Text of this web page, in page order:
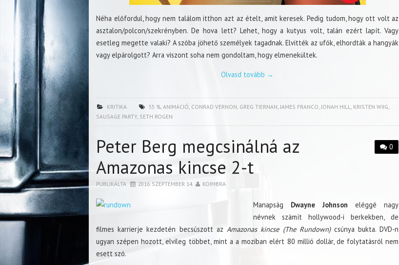
Néha előfordul, hogy nem találom itthon azt az ételt, amit keresek. Pedig tudom, hogy ott volt az
asztalon/polcon/szekrényben. De hova lett? Lehet, hogy a kutyus volt, talán ezért lapít. Vagy
esetleg megette valaki? A szóba jöhető személyek tagadnak. Elvitték az ufók, elhordták a hangyák
vagy elpárolgott? Arra viszont soha nem gondoltam, hogy elmenekültek.
Olvasd tovább →
KRITIKA 55 %, ANIMÁCIÓ, CONRAD VERNON, GREG TIERNAN,JAMES FRANCO,JONAH HILL, KRISTEN WIIG,
SAUSAGE PARTY, SETH ROGEN
0
Peter Berg megcsinálná az
Amazonas kincse 2-t
PUBLIKÁLTA 2016. SZEPTEMBER 14. KOIMBRA
Manapság Dwayne Johnson eléggé nagy
névnek számít hollywood-i berkekben, de
filmes karrierje kezdetén becsúszott azAmazonas kincse (The Rundown)csúnya bukta. DVD-n
ugyan szépen hozott, elvileg többet, mint a a moziban elért 80 millió dollár, de folytatásról nem
esett szó.